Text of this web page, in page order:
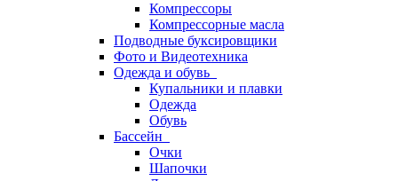
Компрессоры
Компрессорные масла
Подводные буксировщики
Фото и Видеотехника
Одежда и обувь
Купальники и плавки
Одежда
Обувь
Бассейн
Очки
Шапочки